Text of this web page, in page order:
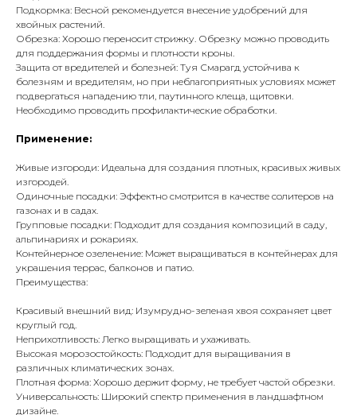
Подкормка: Весной рекомендуется внесение удобрений для
хвойных растений.
Обрезка: Хорошо переносит стрижку. Обрезку можно проводить
для поддержания формы и плотности кроны.
Защита от вредителей и болезней: Туя Смарагд устойчива к
болезням и вредителям, но при неблагоприятных условиях может
подвергаться нападению тли, паутинного клеща, щитовки.
Необходимо проводить профилактические обработки.
Применение:
Живые изгороди: Идеальна для создания плотных, красивых живых
изгородей.
Одиночные посадки: Эффектно смотрится в качестве солитеров на
газонах и в садах.
Групповые посадки: Подходит для создания композиций в саду,
альпинариях и рокариях.
Контейнерное озеленение: Может выращиваться в контейнерах для
украшения террас, балконов и патио.
Преимущества:
Красивый внешний вид: Изумрудно-зеленая хвоя сохраняет цвет
круглый год.
Неприхотливость: Легко выращивать и ухаживать.
Высокая морозостойкость: Подходит для выращивания в
различных климатических зонах.
Плотная форма: Хорошо держит форму, не требует частой обрезки.
Универсальность: Широкий спектр применения в ландшафтном
дизайне.